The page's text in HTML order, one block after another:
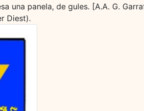
una panela, de gules. [A.A. G.
Diest).